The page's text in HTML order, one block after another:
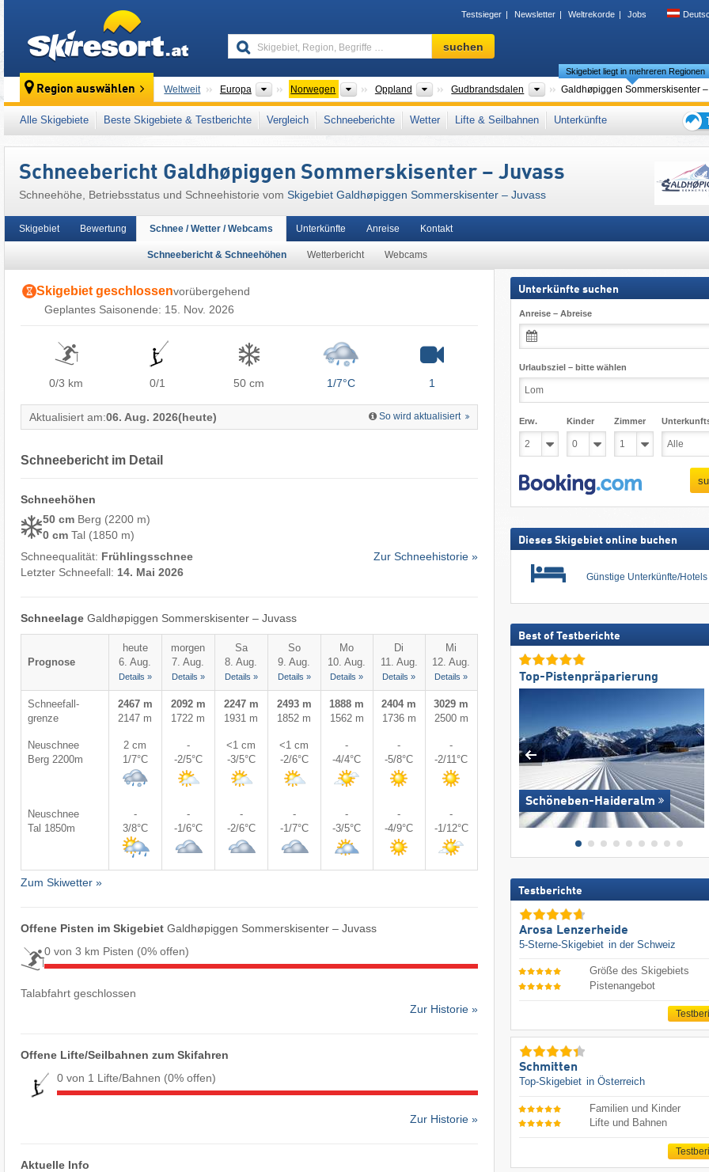
Testsieger Newsletter Weltrekorde Jobs
Skigebiet,
Region,
…
suchen
Region auswählen Weltweit Europa Kontinente
Norwegen LänderOppland Provinzen
Gudbrandsdalen Täler
Skigebiet liegt in mehreren Regionen
Galdhøpiggen Sommerskisenter
Dieses Skigebiet liegt auch in: Østlandet, Südnorwegen Skandinavisches Gebirge Skandinavien, Nordeuropa
Alle Skigebiete Beste Skigebiete & Testberichte Vergleich Schneeberichte Wetter Lifte & Seilbahnen
Unterkünfte
den
Schneebericht Galdhøpiggen Sommerskisenter – Juvass
Schneehöhe, Betriebsstatus und Schneehistorie vom Skigebiet Galdhøpiggen Sommerskisenter – Juvass
Skigebiet Bewertung Schnee / Wetter / Webcams
Schneebericht & Schneehöhen Wetterbericht Webcams
Unterkünfte Anreise Kontakt
Skigebiet geschlossenvorübergehend
Geplantes Saisonende: 15. Nov. 2026
0/3 km 0/1 50 cm 1/7°C 1
Aktualisiert am:06. Aug. 2026(heute) So wird aktualisiert
Schneebericht im Detail
Schneehöhen
50 cm Berg (2200 m)
0 cm Tal (1850 m)
Schneequalität: Frühlingsschnee
Letzter Schneefall: 14. Mai 2026
Zur Schneehistorie »
Schneelage Galdhøpiggen Sommerskisenter – Juvass
Prognose
heute
6. Aug.
Details »
morgen
7. Aug.
Details »
Sa
8. Aug.
Details »
So
9. Aug.
Details »
Mo
10. Aug.
Details »
Di
11. Aug.
Details »
Mi
12. Aug.
Details »
Schneefall-
grenze
2467 m
2147 m
2092 m
1722 m
2247 m
1931 m
2493 m
1852 m
1888 m
1562 m
2404 m
1736 m
3029 m
2500 m
Neuschnee
Berg 2200m
2 cm
1/7°C
-
-2/5°C
<1 cm
-3/5°C
<1 cm
-2/6°C
-
-4/4°C
-
-5/8°C
-
-2/11°C
Neuschnee
Tal 1850m
-
3/8°C
-
-1/6°C
-
-2/6°C
-
-1/7°C
-
-3/5°C
-
-4/9°C
-
-1/12°C
Zum Skiwetter »
Offene Pisten im Skigebiet Galdhøpiggen Sommerskisenter – Juvass
0 von 3 km Pisten (0% offen)
Talabfahrt geschlossen
Zur Historie »
Offene Lifte/Seilbahnen zum Skifahren
0 von 1 Lifte/Bahnen (0% offen)
Zur Historie »
Aktuelle Info
Unterkünfte suchen
Anreise – Abreise
Urlaubsziel – bitte wählen
Erw. Kinder Zimmer
Dieses Skigebiet online buchen
Günstige Unterkünfte/Hotels
Best of Testberichte
Top-Pistenpräparierung
Schöneben-Haideralm
Testberichte
Arosa Lenzerheide
5-Sterne-Skigebiet in der Schweiz
Größe des Skigebiets
Pistenangebot
Schmitten
Top-Skigebiet in Österreich
Familien und Kinder
Lifte und Bahnen